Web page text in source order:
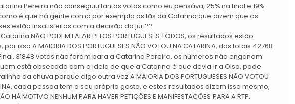
Pereira não conseguiu tantos votos como eu pensáva, 25% na final e 19%
é que há gente como por exemplo os fãs da Catarina que dizem que os
estão insatisfeitos com a decisão do júri??
NÃO PODEM FALAR PELOS PORTUGUESES TODOS, os resultados estão
isso A MAIORIA DOS PORTUGUESES NÃO VOTOU NA CATARINA, dos totais 42768
31848 votos não foram para a Catarina Pereira, os números não enganam
está obsecado com a ideia de que a Catarina é que devia ir a Olso, pode
da chuva porque digo outra vez A MAIORIA DOS PORTUGUESES NÃO VOTOU
cada pessoa tem o seu próprio gosto, e estes resultados dizem isso mesmo,
HÁ MOTIVO NENHUM PARA HAVER PETIÇÕES E MANIFESTAÇÕES PARA A RTP.